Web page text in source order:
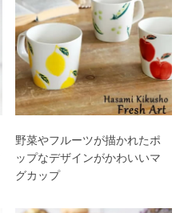
野菜やフルーツが描かれたポ
ップなデザインがかわいいマ
グカップ